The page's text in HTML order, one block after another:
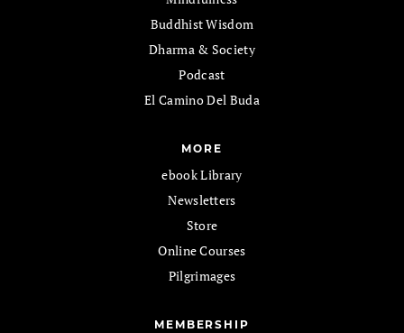
Buddhist Wisdom
Dharma & Society
Podcast
El Camino Del Buda
MORE
ebook Library
Newsletters
Store
Online Courses
Pilgrimages
MEMBERSHIP